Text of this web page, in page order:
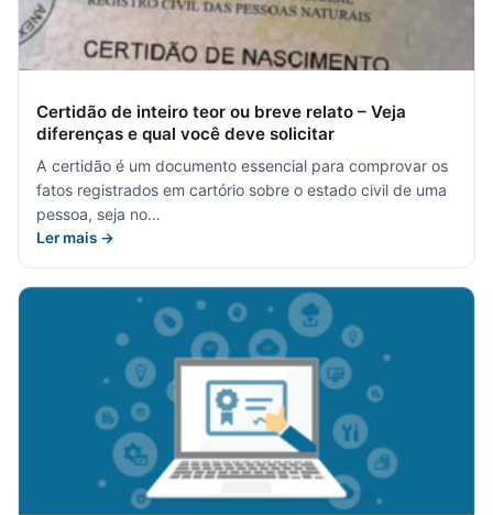
Certidão de inteiro teor ou breve relato – Veja
diferenças e qual você deve solicitar
A certidão é um documento essencial para comprovar os
fatos registrados em cartório sobre o estado civil de uma
pessoa, seja no…
Ler mais →